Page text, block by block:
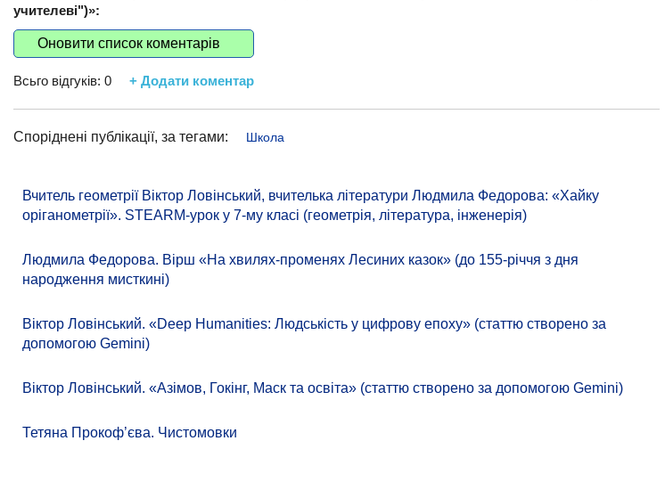
учителеві")»:
Оновити список коментарів
Всьго відгуків: 0 + Додати коментар
Споріднені публікації, за тегами: Школа
Вчитель геометрії Віктор Ловінський, вчителька літератури Людмила Федорова: «Хайку
оріганометрії». STEARM-урок у 7-му класі (геометрія, література, інженерія)
Людмила Федорова. Вірш «На хвилях-променях Лесиних казок» (до 155-річчя з дня
народження мисткині)
Віктор Ловінський. «Deep Humanities: Людськість у цифрову епоху» (статтю створено за
допомогою Gemini)
Віктор Ловінський. «Азімов, Гокінг, Маск та освіта» (статтю створено за допомогою Gemini)
Тетяна Прокоф’єва. Чистомовки